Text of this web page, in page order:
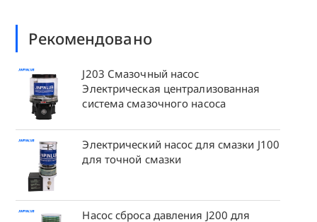
Рекомендовано
J203 Смазочный насос
Электрическая централизованная
система смазочного насоса
Электрический насос для смазки J100
для точной смазки
Насос сброса давления J200 для